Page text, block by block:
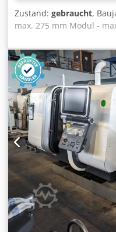
Zustand: gebraucht,
max. 275 mm Modul -
SINUMERIK 840 C
max. 60 ° Zähnezahl -
Übersetzungsverhältnis
min. 1:1
Messerkopfdrehzahlen
Gesamtleistungsbedarf
t Dcedpfxovxwnwj Afkok
m Intere
Späneförderer
Luftreiniger ELBARON